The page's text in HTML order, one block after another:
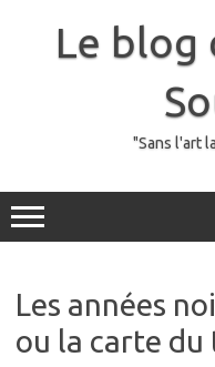
Le blog
"Sans l'art
Les années
ou la carte